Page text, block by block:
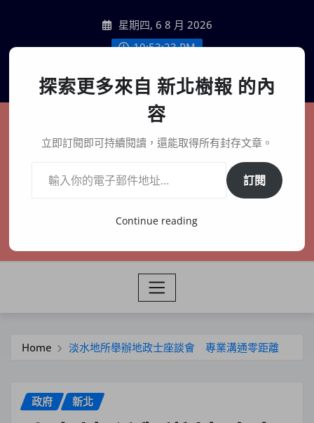
content
星期四, 6 8 月 2026
10:53:24 PM
聯絡我們
新北樹報
在地、記憶、連結、創生
Home 淡水地所舉辦地政士座談會 專業溝通零距離
政府 新北
探索更多來自 新北樹報 的內
容
立即訂閱即可持續閱讀，還能取得所有封存文章。
訂閱
Continue reading